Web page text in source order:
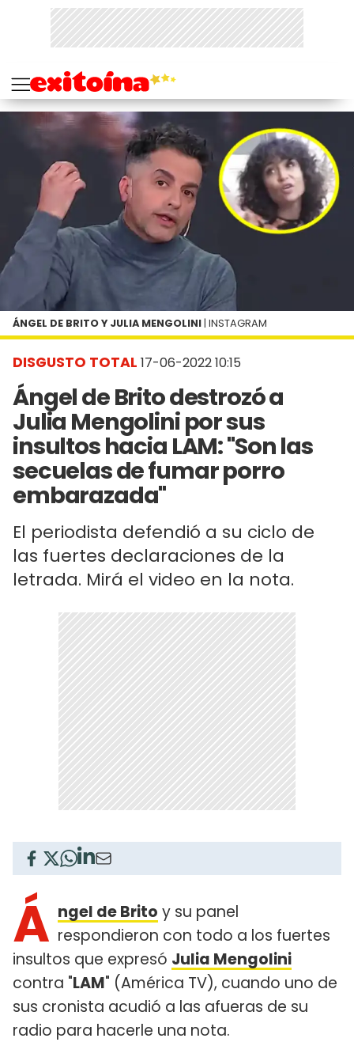
DISGUSTO TOTAL 17-06-2022 10:15
Ángel de Brito destrozó a
Julia Mengolini por sus
insultos hacia LAM: "Son las
secuelas de fumar porro
embarazada"
El periodista defendió a su ciclo de
las fuertes declaraciones de la
letrada. Mirá el video en la nota.
ÁNGEL DE BRITO Y JULIA MENGOLINI | INSTAGRAM
Á ngel de Brito y su panel
respondieron con todo a los fuertes
insultos que expresó Julia Mengolini
contra "LAM" (América TV), cuando uno de
sus cronista acudió a las afueras de su
radio para hacerle una nota.